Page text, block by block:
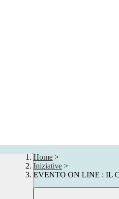
Home >
Iniziative >
EVENTO ON LINE : IL